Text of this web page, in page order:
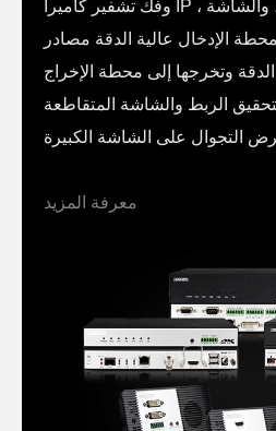
وفك تشفير كاميرا IP ، ودمج الصور ، والتجوال ، والشاشة
الإدخال عالية الدقة مصادر
الدقة وتخرجها إلى محطة الإخراج
الربط والشاشة المتقاطعة
معرفة المزيد